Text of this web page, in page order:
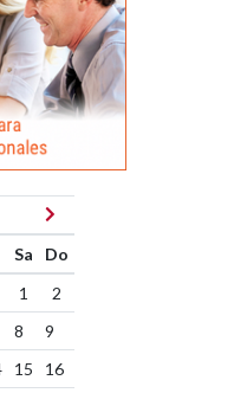
Sa
Do
1
2
8
9
15
16